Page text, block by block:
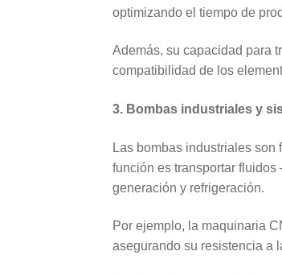
optimizando el tiempo de
Además, su capacidad para
compatibilidad de los
3. Bombas industriales y
Las bombas industriales
función es transportar
generación y refrigeración.
Por ejemplo, la maquinaria
asegurando su resistencia a